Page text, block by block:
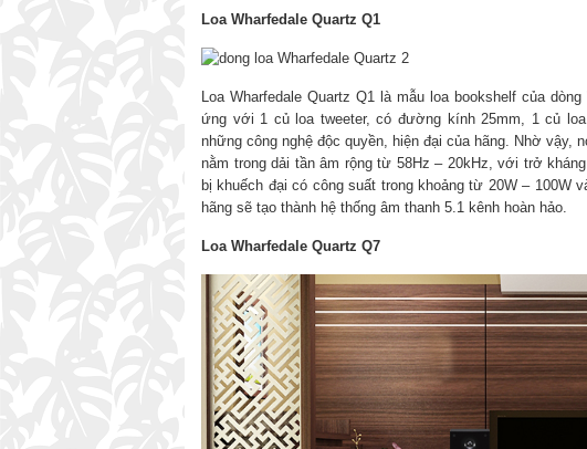
Loa Wharfedale Quartz Q1
Loa Wharfedale Quartz Q1 là mẫu loa bookshelf của
ứng với 1 củ loa tweeter, có đường kính 25mm, 1 củ
những công nghệ độc quyền, hiện đại của hãng. Nhờ vậy,
nằm trong dải tần âm rộng từ 58Hz – 20kHz, với trở
bị khuếch đại có công suất trong khoảng từ 20W –
hãng sẽ tạo thành hệ thống âm thanh 5.1 kênh hoàn hảo.
Loa Wharfedale Quartz Q7